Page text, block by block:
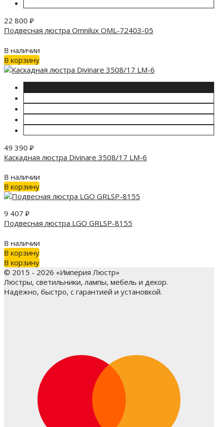
22 800 ₽
Подвесная люстра Omnilux OML-72403-05
В наличии
В корзину
49 390 ₽
Каскадная люстра Divinare 3508/17 LM-6
В наличии
В корзину
9 407 ₽
Подвесная люстра LGO GRLSP-8155
В наличии
В корзину
В корзину
© 2015 - 2026 «Империя Люстр»
Люстры, светильники, лампы, мебель и декор.
Надёжно, быстро, с гарантией и установкой.